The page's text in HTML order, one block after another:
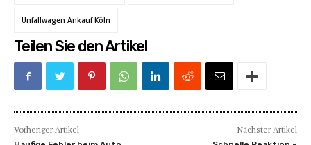
Unfallwagen Ankauf Köln
Teilen Sie den Artikel
Vorheriger Artikel Nächster Artikel